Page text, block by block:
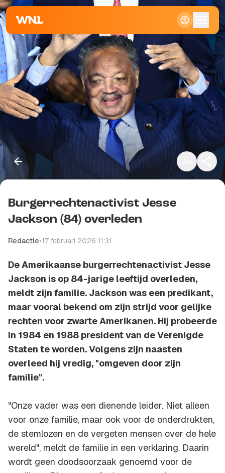
Klein
Standaard
Groot
Kopieer link
Burgerrechtenactivist Jesse
Jackson (84) overleden
Redactie•17 februari 2026 11:31
De Amerikaanse burgerrechtenactivist Jesse
Jackson is op 84-jarige leeftijd overleden,
meldt zijn familie. Jackson was een predikant,
maar vooral bekend om zijn strijd voor gelijke
rechten voor zwarte Amerikanen. Hij probeerde
in 1984 en 1988 president van de Verenigde
Staten te worden. Volgens zijn naasten
overleed hij vredig, "omgeven door zijn
familie".
"Onze vader was een dienende leider. Niet alleen
voor onze familie, maar ook voor de onderdrukten,
de stemlozen en de vergeten mensen over de hele
wereld", meldt de familie in een verklaring. Daarin
wordt geen doodsoorzaak genoemd voor de